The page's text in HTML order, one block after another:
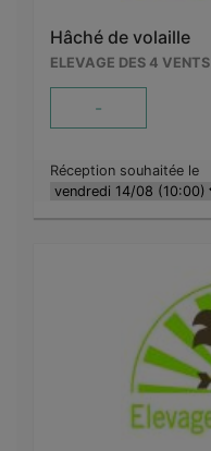
Hâché de volaille
ELEVAGE DES 4 VENTS
-
Réception souhaitée le